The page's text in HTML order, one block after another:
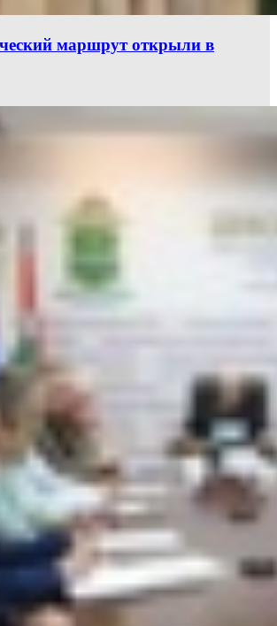
маршрут открыли в